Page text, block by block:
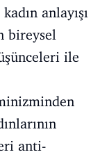
anlayışı
bireysel
ile
anti-